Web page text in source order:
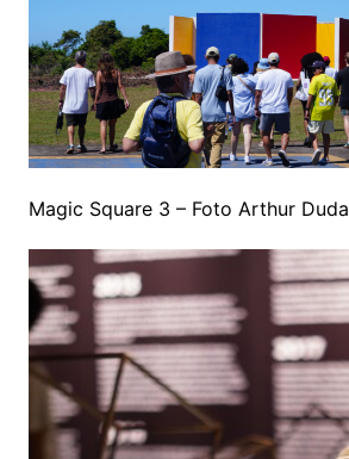
Magic Square 3 – Foto Arthur Duda